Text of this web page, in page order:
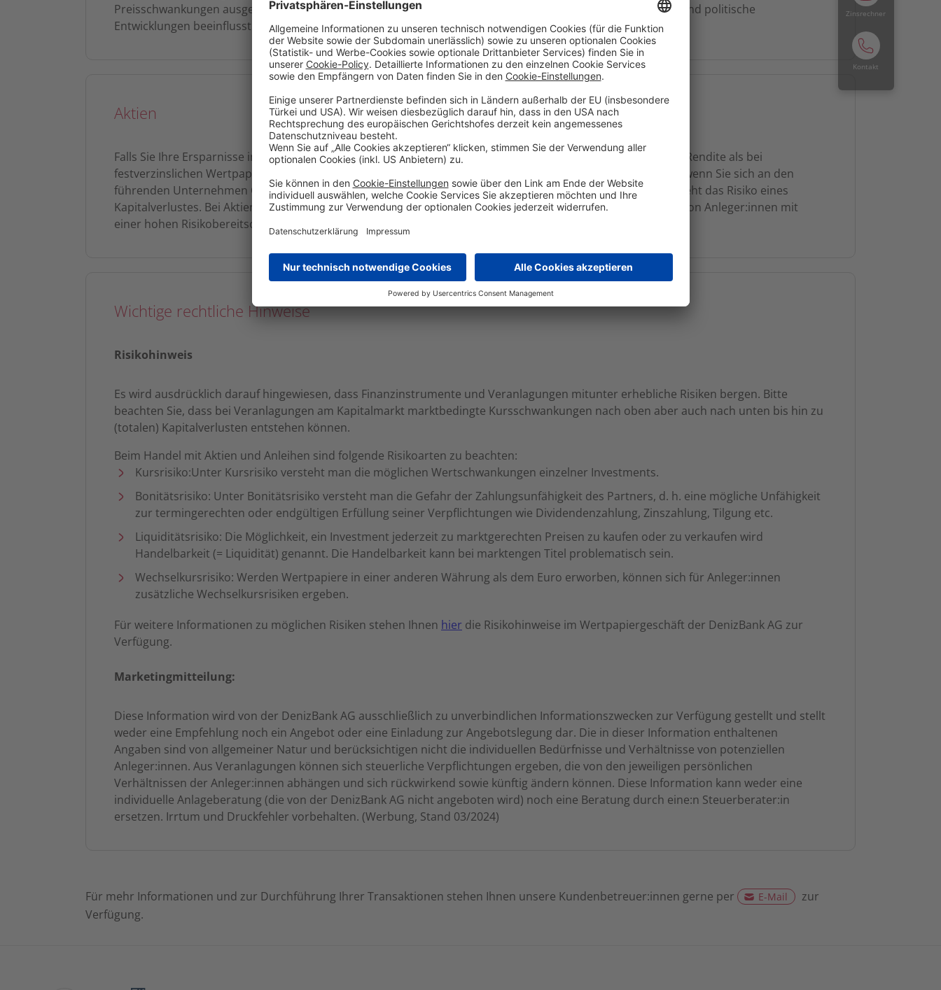
Preisschwankungen ausgesetzt, die sowohl durch inländische als auch durch internationale wirtschaftliche und politische
Entwicklungen beeinflusst werden. Aus diesem Grund besteht ein gewisses Kapitalrisiko.
Aktien
Falls Sie Ihre Ersparnisse in risikoreichere Produkte investieren möchten, bei denen die Möglichkeit höherer Rendite als bei
festverzinslichen Wertpapieren besteht, können Sie in- und ausländische Aktientransaktionen durchführen, wenn Sie sich an den
führenden Unternehmen Österreichs oder der Welt beteiligen möchten. Sollten die Aktienkurse sinken, besteht das Risiko eines
Kapitalverlustes. Bei Aktien handelt es sich um ein risikoreicheres Investitionsinstrument und diese werden von Anleger:innen mit
einer hohen Risikobereitschaft bevorzugt.
Wichtige rechtliche Hinweise
Risikohinweis
Es wird ausdrücklich darauf hingewiesen, dass Finanzinstrumente und Veranlagungen mitunter erhebliche Risiken bergen. Bitte
beachten Sie, dass bei Veranlagungen am Kapitalmarkt marktbedingte Kursschwankungen nach oben aber auch nach unten bis hin zu
(totalen) Kapitalverlusten entstehen können.
Beim Handel mit Aktien und Anleihen sind folgende Risikoarten zu beachten:
Kursrisiko:Unter Kursrisiko versteht man die möglichen Wertschwankungen einzelner Investments.
Bonitätsrisiko: Unter Bonitätsrisiko versteht man die Gefahr der Zahlungsunfähigkeit des Partners, d. h. eine mögliche Unfähigkeit
zur termingerechten oder endgültigen Erfüllung seiner Verpflichtungen wie Dividendenzahlung, Zinszahlung, Tilgung etc.
Liquiditätsrisiko: Die Möglichkeit, ein Investment jederzeit zu marktgerechten Preisen zu kaufen oder zu verkaufen wird
Handelbarkeit (= Liquidität) genannt. Die Handelbarkeit kann bei marktengen Titel problematisch sein.
Wechselkursrisiko: Werden Wertpapiere in einer anderen Währung als dem Euro erworben, können sich für Anleger:innen
zusätzliche Wechselkursrisiken ergeben.
Für weitere Informationen zu möglichen Risiken stehen Ihnen hier die Risikohinweise im Wertpapiergeschäft der DenizBank AG zur
Verfügung.
Marketingmitteilung:
Diese Information wird von der DenizBank AG ausschließlich zu unverbindlichen Informationszwecken zur Verfügung gestellt und stellt
weder eine Empfehlung noch ein Angebot oder eine Einladung zur Angebotslegung dar. Die in dieser Information enthaltenen
Angaben sind von allgemeiner Natur und berücksichtigen nicht die individuellen Bedürfnisse und Verhältnisse von potenziellen
Anleger:innen. Aus Veranlagungen können sich steuerliche Verpflichtungen ergeben, die von den jeweiligen persönlichen
Verhältnissen der Anleger:innen abhängen und sich rückwirkend sowie künftig ändern können. Diese Information kann weder eine
individuelle Anlageberatung (die von der DenizBank AG nicht angeboten wird) noch eine Beratung durch eine:n Steuerberater:in
ersetzen. Irrtum und Druckfehler vorbehalten. (Werbung, Stand 03/2024)
Für mehr Informationen und zur Durchführung Ihrer Transaktionen stehen Ihnen unsere Kundenbetreuer:innen gerne per E-Mail
zur
Verfügung.
Zinsrechner
Kontakt